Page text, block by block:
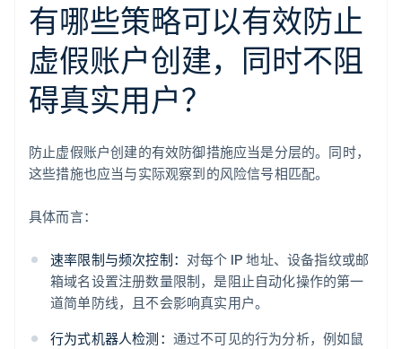
有哪些策略可以有效防止
虚假账户创建，同时不阻
碍真实用户？
防止虚假账户创建的有效防御措施应当是分层的。同时，
这些措施也应当与实际观察到的风险信号相匹配。
具体而言：
速率限制与频次控制： 对每个 IP 地址、设备指纹或邮
箱域名设置注册数量限制，是阻止自动化操作的第一
道简单防线，且不会影响真实用户。
行为式机器人检测： 通过不可见的行为分析，例如鼠